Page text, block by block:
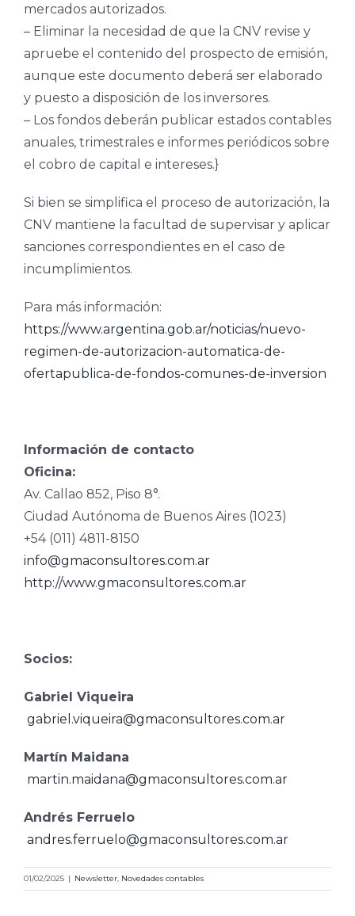
mercados autorizados.
– Eliminar la necesidad de que la CNV revise y
apruebe el contenido del prospecto de emisión,
aunque este documento deberá ser elaborado
y puesto a disposición de los inversores.
– Los fondos deberán publicar estados contables
anuales, trimestrales e informes periódicos sobre
el cobro de capital e intereses.}
Si bien se simplifica el proceso de autorización, la
CNV mantiene la facultad de supervisar y aplicar
sanciones correspondientes en el caso de
incumplimientos.
Para más información:
https://www.argentina.gob.ar/noticias/nuevo-
regimen-de-autorizacion-automatica-de-
ofertapublica-de-fondos-comunes-de-inversion
Información de contacto
Oficina:
Av. Callao 852, Piso 8°.
Ciudad Autónoma de Buenos Aires (1023)
+54 (011) 4811-8150
info@gmaconsultores.com.ar
http://www.gmaconsultores.com.ar
Socios:
Gabriel Viqueira
gabriel.viqueira@gmaconsultores.com.ar
Martín Maidana
martin.maidana@gmaconsultores.com.ar
Andrés Ferruelo
andres.ferruelo@gmaconsultores.com.ar
01/02/2025 | Newsletter Novedades contables
Novedad